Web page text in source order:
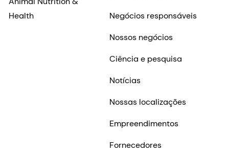
Health
Negócios responsáveis
Nossos negócios
Ciência e pesquisa
Notícias
Nossas localizações
Empreendimentos
Fornecedores